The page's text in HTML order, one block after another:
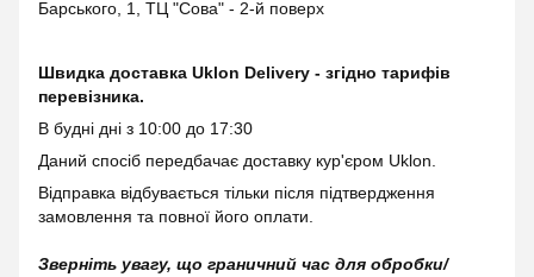
Барського, 1, ТЦ "Сова" - 2-й поверх
Швидка доставка Uklon Delivery - згідно тарифів
перевізника.
В будні дні з 10:00 до 17:30
Даний спосіб передбачає доставку кур'єром Uklon.
Відправка відбувається тільки після підтвердження
замовлення та повної його оплати.
Зверніть увагу, що граничний час для обробки/